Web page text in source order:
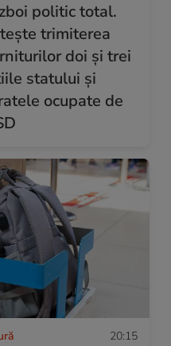
politic total.
trimiterea
doi și trei
statului și
ocupate de
20:15